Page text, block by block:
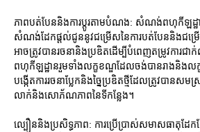
ភាពបត់បែននិងការប្តូរតាមបំណង: សំណង់ពហុកីឡដ្
សំណង់ដែកផ្តល់ជូននូវជម្រើសនៃការបត់បែននិងជម្
អាចត្រូវបានរចនានិងប្រឌិតដើម្បីបំពេញតម្រូវការជា
ពហុកីឡដ្ឋានរួមទាំងលក្ខខណ្ឌដែលចង់បានរាងនិងលក្
បង្កើតការរចនាប្លែកនិងច្នៃប្រឌិតថ្មីដែលត្រូវបានសម
លាក់និងសោភ័ណភាពនៃទីកន្លែង។
ល្បឿននិងប្រសិទ្ធភាព: ការប្រើប្រាស់សមាសធាតុដែក